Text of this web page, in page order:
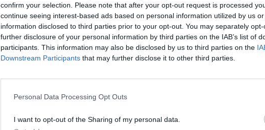
confirm your selection. Please note that after your opt-out request is processed
continue seeing interest-based ads based on personal information utilized by us
information disclosed to third parties prior to your opt-out. You may separately
further disclosure of your personal information by third parties on the IAB’s list of
participants. This information may also be disclosed by us to third parties on the
Downstream Participants that may further disclose it to other third parties.
Personal Data Processing Opt Outs
I want to opt-out of the Sharing of my personal data.